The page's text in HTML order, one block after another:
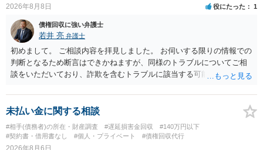
2026年8月8日 役にたった 1
債権回収に強い弁護士
若井 亮 弁護士
初めまして。 ご相談内容を拝見しました。 お伺いする限りの情報での
判断となるため断言はできかねますが、同様のトラブルについてご相
談をいただいており、詐欺を含むトラブルに該当する可能性があるで
ります。 お金を渡した方法が現金手渡しではなく、指定口座への振込
であるならば、相手方の身元を特定できる可能性もあるでしょう。 い
ずれにせよ、まずは速やかに最寄りの警察署に被害相談に行くことを
お勧めします。
未払い金に関する相談
#相手(債務者)の所在・財産調査 #遅延損害金回収
#140万円以下
#契約書・借用書なし
#個人・プライベート #債権回収代行
2026年8月6日